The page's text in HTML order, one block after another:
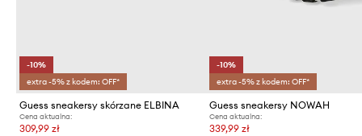
-10%
extra -5% z kodem: OFF*
Guess sneakersy skórzane ELBINA
Cena aktualna:
309,99 zł
-10%
extra -5% z kodem: OFF*
Guess sneakersy NOWAH
Cena aktualna:
339,99 zł